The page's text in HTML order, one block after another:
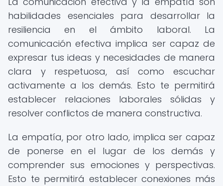
habilidades esenciales para desarrollar la
resiliencia en el ámbito laboral. La
comunicación efectiva implica ser capaz de
expresar tus ideas y necesidades de manera
clara y respetuosa, así como escuchar
activamente a los demás. Esto te permitirá
establecer relaciones laborales sólidas y
resolver conflictos de manera constructiva.
La empatía, por otro lado, implica ser capaz
de ponerse en el lugar de los demás y
comprender sus emociones y perspectivas.
Esto te permitirá establecer conexiones más